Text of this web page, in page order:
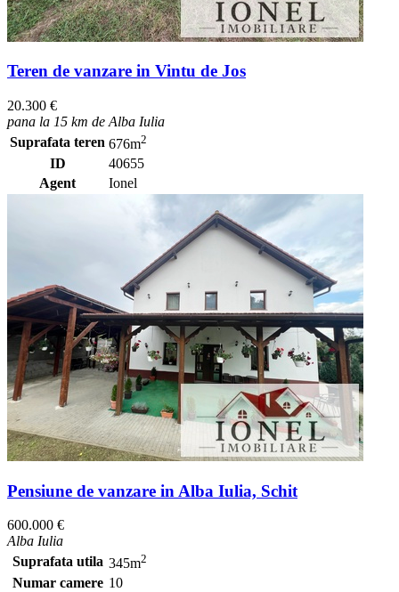
Teren de vanzare in Vintu de Jos
20.300 €
pana la 15 km de Alba Iulia
Suprafata teren 676m2
ID
40655
Agent
Ionel
Pensiune de vanzare in Alba Iulia, Schit
600.000 €
Alba Iulia
Suprafata utila 345m2
Numar camere 10